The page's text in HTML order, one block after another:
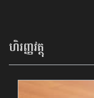
ហិរញ្ញវត្ថុ